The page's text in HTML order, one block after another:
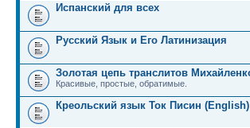
Испанский для всех
Русский Язык и Его Латинизация
Золотая цепь транслитов
Красивые, простые, обратимые.
Креольский язык Ток Писин (English)